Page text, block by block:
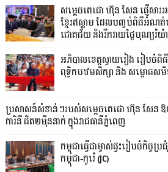
សម្ដេចតេជោ ហ៊ុន សែន ផ្ញើសា
ខ្មែរឥស្លាម ដែលបញ្ចប់ពិធីអំណ
ជោគជ័យ និងរីករាយថ្ងៃបុណ្យរ៉យ៉
អភិបាលខេត្តស្វាយរៀង រៀបចំ
ពុទ្ធិកបឋមសិក្សា និង សម្ពោធសមិ
ប្រសាសន៍សំខាន់ៗរបស់សម្តេចតេជោ ហ៊ុន សែន ឱក
ការិនី ជិត២ម៉ឺននាក់ ក្នុងរាជធានីភ្នំពេញ
កម្ពុជាធ្វើជាម្ចាស់ផ្ទះរៀបចំកិច្
កម្ពុជា-កូរ៉េ (JC)